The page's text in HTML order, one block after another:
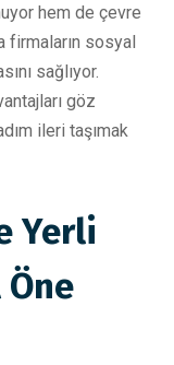
hem de çevre
firmaların sosyal
sağlıyor.
göz
ileri taşımak
Yerli
Öne